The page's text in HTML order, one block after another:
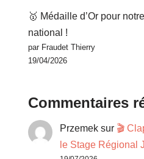
🥇 Médaille d’Or pour
national !
par Fraudet Thierry
19/04/2026
Commentaires
Przemek sur 🎬
le Stage Régional